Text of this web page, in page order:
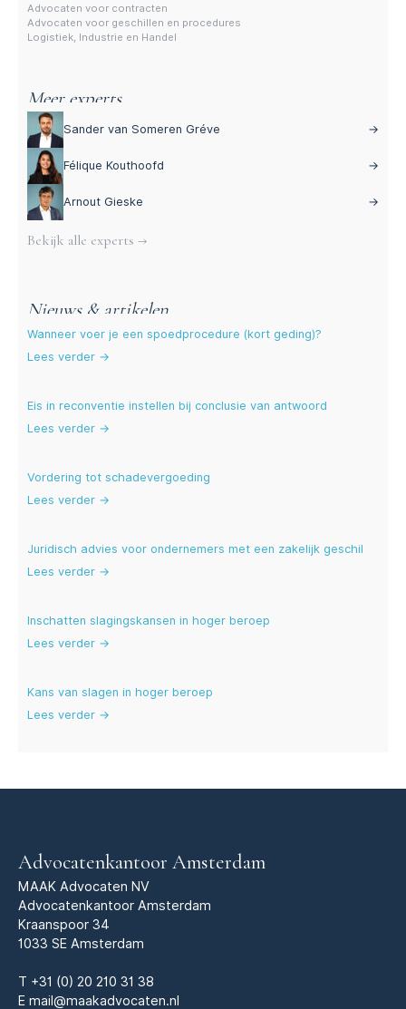
Advocaten voor contracten
Advocaten voor geschillen en procedures
Logistiek, Industrie en Handel
Meer experts
Sander van Someren Gréve →
Félique Kouthoofd →
Arnout Gieske →
Bekijk alle experts →
Nieuws & artikelen
Wanneer voer je een spoedprocedure (kort geding)?
Lees verder →
Eis in reconventie instellen bij conclusie van antwoord
Lees verder →
Vordering tot schadevergoeding
Lees verder →
Juridisch advies voor ondernemers met een zakelijk geschil
Lees verder →
Inschatten slagingskansen in hoger beroep
Lees verder →
Kans van slagen in hoger beroep
Lees verder →
Advocatenkantoor Amsterdam
MAAK Advocaten NV
Advocatenkantoor Amsterdam
Kraanspoor 34
1033 SE Amsterdam
T +31 (0) 20 210 31 38
E mail@maakadvocaten.nl